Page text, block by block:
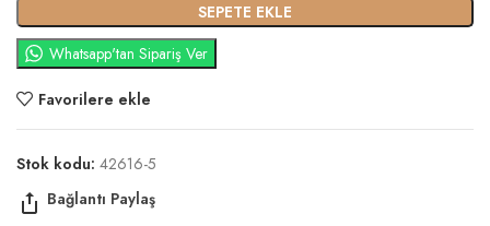
SEPETE EKLE
Whatsapp'tan Sipariş Ver
Favorilere ekle
Stok kodu: 42616-5